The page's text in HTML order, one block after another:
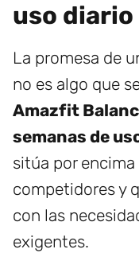
uso diario
La promesa de
no es algo que
Amazfit
semanas de
sitúa por
competidores y
con las
exigentes.